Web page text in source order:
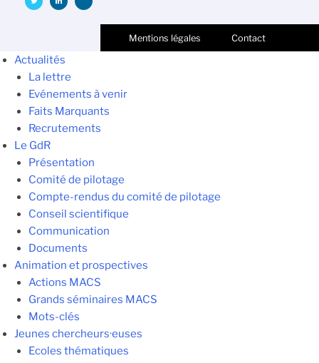
Mentions légales Contact
Actualités
La lettre
Evénements à venir
Faits Marquants
Recrutements
Le GdR
Présentation
Comité de pilotage
Compte-rendus du comité de pilotage
Conseil scientifique
Communication
Documents
Animation et prospectives
Actions MACS
Grands séminaires MACS
Mots-clés
Jeunes chercheurs·euses
Ecoles thématiques